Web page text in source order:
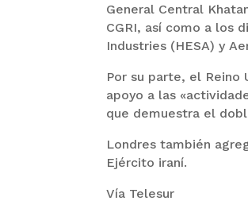
General Central
CGRI, así como a los
Industries (HESA) y
Por su parte, el Reino
apoyo a las
que demuestra el
Londres también
Ejército iraní.
Vía Telesur